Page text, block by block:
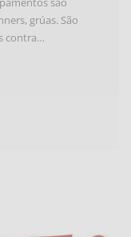
grúas. São
contra…